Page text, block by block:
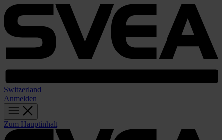
Switzerland
Anmelden
Zum Hauptinhalt